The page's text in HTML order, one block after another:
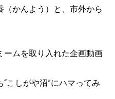
（かんよう）と、市外から
ームを取り入れた企画動画
こしがや沼”にハマってみ